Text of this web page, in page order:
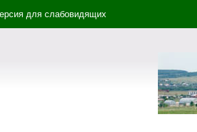
для слабовидящих